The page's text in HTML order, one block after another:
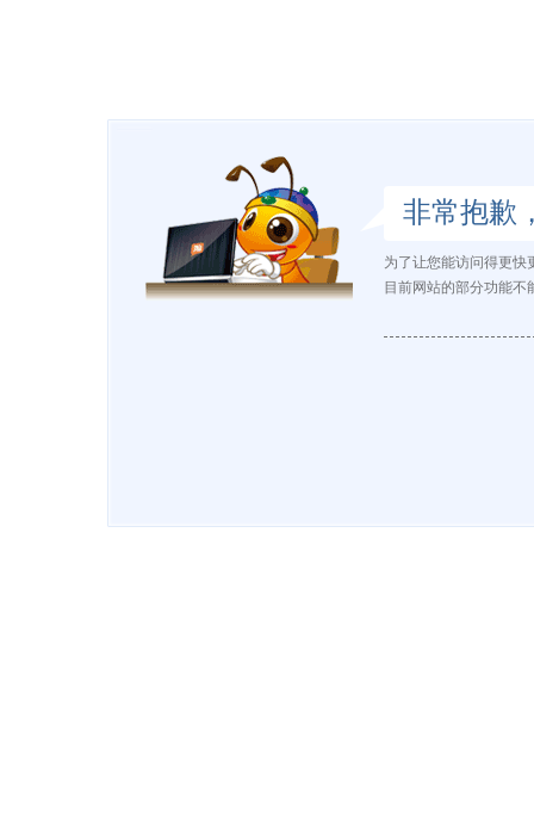
非常抱歉
为了让您能访问得更快
目前网站的部分功能